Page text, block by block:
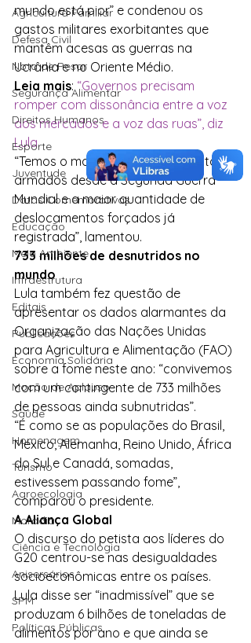
Agricultura Familiar
Defesa Civil
Nota de Pesar
Segurança Alimentar
Direitos Humanos
Esporte
Juventude
Datas Comemorativas
Educação
Meio Ambiente
Infraestrutura
Editais
Publicações
Economia Solidária
Moção de Aplauso
Saúde
Homenagem
Turismo
Agroecologia
Moradia
Ciência e Tecnologia
Anisersários
SPM
Políticas Públicas
mundo está pior” e condenou os
gastos militares exorbitantes que
mantêm acesas as guerras na
Ucrânia e no Oriente Médio.
Leia mais: “Governos precisam
romper com dissonância entre a voz
dos mercados e a voz das ruas”, diz
Lula
“Temos o maior número de conflitos
armados desde a Segunda Guerra
Mundial e a maior quantidade de
deslocamentos forçados já
registrada”, lamentou.
733 milhões de desnutridos no
mundo
Lula também fez questão de
apresentar os dados alarmantes da
Organização das Nações Unidas
para Agricultura e Alimentação (FAO)
sobre a fome neste ano: “convivemos
com um contingente de 733 milhões
de pessoas ainda subnutridas”.
“É como se as populações do Brasil,
México, Alemanha, Reino Unido, África
do Sul e Canadá, somadas,
estivessem passando fome”,
comparou o presidente.
A Aliança Global
O discurso do petista aos líderes do
G20 centrou-se nas desigualdades
socioeconômicas entre os países.
Lula disse ser “inadmissível” que se
produzam 6 bilhões de toneladas de
alimentos por ano e que ainda se